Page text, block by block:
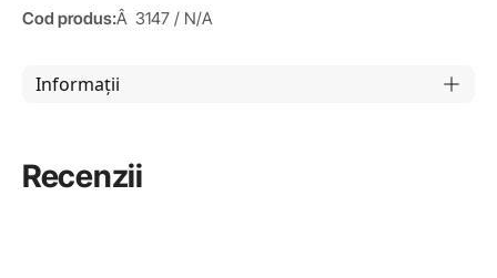
Cod produs:Â 3147 / N/A
Informații
Recenzii